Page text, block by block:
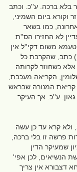
בלא ברכה. ע''כ. וכתב
וקורא ביום השמיני,
כמו בשאר
לא החזירו הס''ת
טעמא משום דקי''ל אין
כתב, שהקרבת כל
אלא כשחוזר לקרותה
הקריאה מעכבת,
קריאת המנורה שבראש
ע''כ. אך העיקר
ולא קרא עד כן עשה
פרשה זו בלי ברכה,
שמעיקר הדין
הנשיאים, לכן אפי'
דצבורא אין צריך